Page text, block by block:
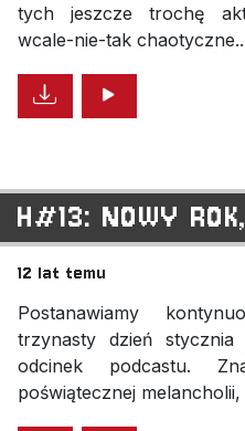
tych jeszcze trochę
wcale-nie-tak
H#13: NOWY
12 lat temu
Postanawiamy
trzynasty dzień
odcinek podcastu.
poświątecznej